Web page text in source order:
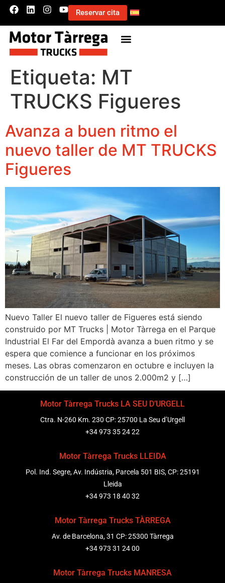
Reservar cita
Etiqueta: MT
TRUCKS Figueres
Avanza a buen ritmo el
nuevo taller de MT TRUCKS
Figueres
Nuevo Taller El nuevo taller de Figueres está siendo
construido por MT Trucks | Motor Tàrrega en el Parque
Industrial El Far del Empordà avanza a buen ritmo y se
espera que comience a funcionar en los próximos
meses. Las obras comenzaron en octubre e incluyen la
construcción de un taller de unos 2.000m2 y […]
Motor Tàrrega Trucks LA SEU D’URGELL
Ctra. N-260 Km. 230 CP: 25700 La Seu d’Urgell
+34 973 35 24 22
Motor Tàrrega Trucks LLEIDA
Pol. Ind. Segre, Av. Indústria, Parcela 501 BIS, CP: 25191
Lleida
+34 973 18 40 32
Motor Tàrrega Trucks TÀRREGA
Av. de Barcelona, 31 CP: 25300 Tàrrega
+34 973 31 24 00
Motor Tàrrega Trucks MANRESA